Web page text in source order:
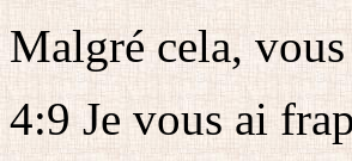
Malgré cela,
4:9 Je vous ai